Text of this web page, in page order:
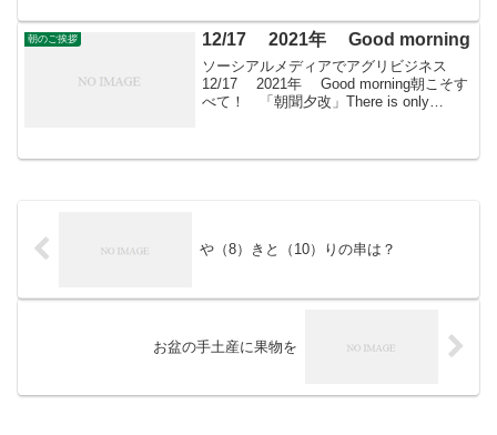
表記は「...
朝のご挨拶 12/17 2021年 Good morning
ソーシアルメディアでアグリビジネス
12/17 2021年 Good morning朝こそす
べて！ 「朝聞夕改」There is only
や（8）きと（10）りの串は？
お盆の手土産に果物を